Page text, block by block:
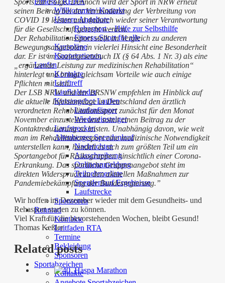
Willkommen/ Kontakt
Unsere Angebote
Rehasport – Hilfe zur Selbsthilfe
Fitness-Sport für alle
Kurspläne
Kooperationen
Laufen
Kontakte
Lauftreff
Laufkalender
Kursangebot Laufen
Laufanfänger
Wiedereinsteiger
Laufstrecken
Altenberger Spendenlauf
Nachrichten
Ausschreibung
Onlineanmeldung
Teilnehmerliste
Spendenlauf Ergebnisse
Laufstrecke
Sponsoren
Rennrad
Kontakte
Leitfaden RTA
Termine
Bekleidung
Sponsoren
Sportabzeichen
Kontakte
Sports zur Folge. Dennoch wird der Sport in NRW erneut
seinen Beitrag bei der Verminderung der Verbreitung von
COVID 19 leisten und dadurch wieder seiner Verantwortung
für die Gesellschaft gerecht werden.
Der Rehabilitationssport stellt im Vergleich zu anderen
Bewegungsangeboten in vielerlei Hinsicht eine Besonderheit
dar. Er ist im Sozialgesetzbuch IX (§ 64 Abs. 1 Nr. 3) als eine
„ergänzende Leistung zur medizinischen Rehabilitation“
hinterlegt und bringt gleichsam Vorteile wie auch einige
Pflichten mit sich.
Der LSB NRW und der BRSNW empfehlen im Hinblick auf
die aktuelle Infektionslage in Deutschland den ärztlich
verordneten Rehabilitationssport zunächst für den Monat
November einzustellen und somit einen Beitrag zu der
Kontaktreduzierung zu leisten. Unabhängig davon, wie weit
man im Rehabilitationssport eine medizinische Notwendigkeit
unterstellen kann, handelt es sich zum größten Teil um ein
Sportangebot für Risikogruppen hinsichtlich einer Corona-
Erkrankung. Das sportliche Gruppenangebot steht im
direkten Widerspruch zu den aktuellen Maßnahmen zur
Pandemiebekämpfung der Bundesregierung.”
Wir hoffen im Dezember wieder mit dem Gesundheits- und
Rehasport starten zu können.
Viel Kraft für die bevorstehenden Wochen, bleibt Gesund!
Thomas Keßler
Related posts